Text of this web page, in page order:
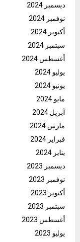
ديسمبر 2024
نوفمبر 2024
أكتوبر 2024
سبتمبر 2024
أغسطس 2024
يوليو 2024
يونيو 2024
مايو 2024
أبريل 2024
مارس 2024
فبراير 2024
يناير 2024
ديسمبر 2023
نوفمبر 2023
أكتوبر 2023
سبتمبر 2023
أغسطس 2023
يوليو 2023